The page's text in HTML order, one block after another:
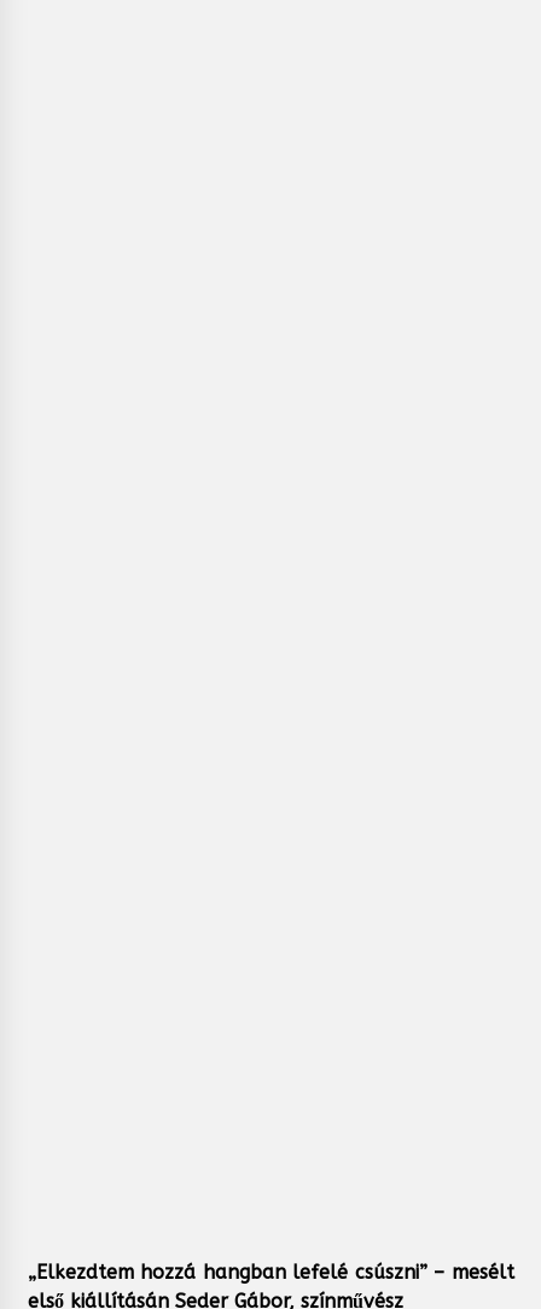
„Elkezdtem hozzá hangban lefelé csúszni” – mesélt
első kiállításán Seder Gábor, színművész